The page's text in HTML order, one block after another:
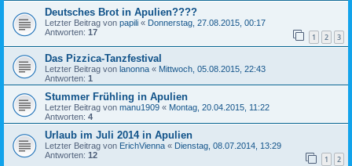
Deutsches Brot in Apulien????
Letzter Beitrag von papili « Donnerstag, 27.08.2015, 00:17
Antworten: 17 1 2 3
Das Pizzica-Tanzfestival
Letzter Beitrag von lanonna « Mittwoch, 05.08.2015, 22:43
Antworten: 1
Stummer Frühling in Apulien
Letzter Beitrag von manu1909 « Montag, 20.04.2015, 11:22
Antworten: 4
Urlaub im Juli 2014 in Apulien
Letzter Beitrag von ErichVienna « Dienstag, 08.07.2014, 13:29
Antworten: 12 1 2